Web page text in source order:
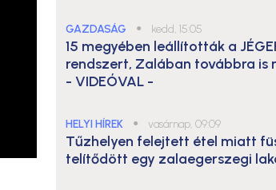
GAZDASÁG ● kedd, 15:05
15 megyében leállították a
rendszert, Zalában továbbra is
- VIDEÓVAL -
HELYI HÍREK ● vasárnap, 09:09
Tűzhelyen felejtett étel miatt
telítődött egy zalaegerszegi